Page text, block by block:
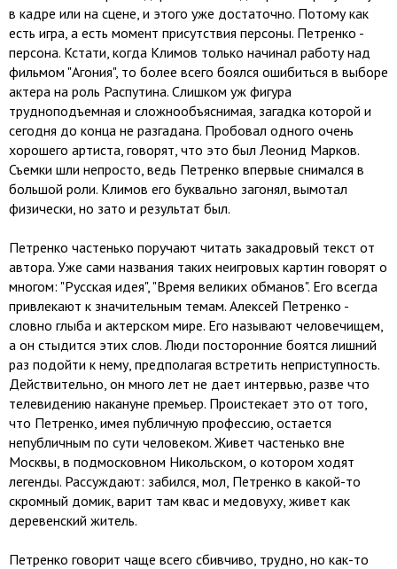
в кадре или на сцене, и этого уже достаточно. Потому как
есть игра, а есть момент присутствия персоны. Петренко -
персона. Кстати, когда Климов только начинал работу над
фильмом "Агония", то более всего боялся ошибиться в выборе
актера на роль Распутина. Слишком уж фигура
трудноподъемная и сложнообъяснимая, загадка которой и
сегодня до конца не разгадана. Пробовал одного очень
хорошего артиста, говорят, что это был Леонид Марков.
Съемки шли непросто, ведь Петренко впервые снимался в
большой роли. Климов его буквально загонял, вымотал
физически, но зато и результат был.
Петренко частенько поручают читать закадровый текст от
автора. Уже сами названия таких неигровых картин говорят о
многом: "Русская идея", "Время великих обманов". Его всегда
привлекают к значительным темам. Алексей Петренко -
словно глыба и актерском мире. Его называют человечищем,
а он стыдится этих слов. Люди посторонние боятся лишний
раз подойти к нему, предполагая встретить неприступность.
Действительно, он много лет не дает интервью, разве что
телевидению накануне премьер. Проистекает это от того,
что Петренко, имея публичную профессию, остается
непубличным по сути человеком. Живет частенько вне
Москвы, в подмосковном Никольском, о котором ходят
легенды. Рассуждают: забился, мол, Петренко в какой-то
скромный домик, варит там квас и медовуху, живет как
деревенский житель.
Петренко говорит чаще всего сбивчиво, трудно, но как-то